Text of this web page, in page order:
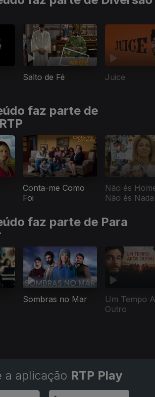
Salto de Fé Juice
faz parte de
Conta-me Como
Foi
Não és
Não és Nada
faz parte de Para
Sombras no Mar
Um Tempo
Outro
a aplicação RTP Play